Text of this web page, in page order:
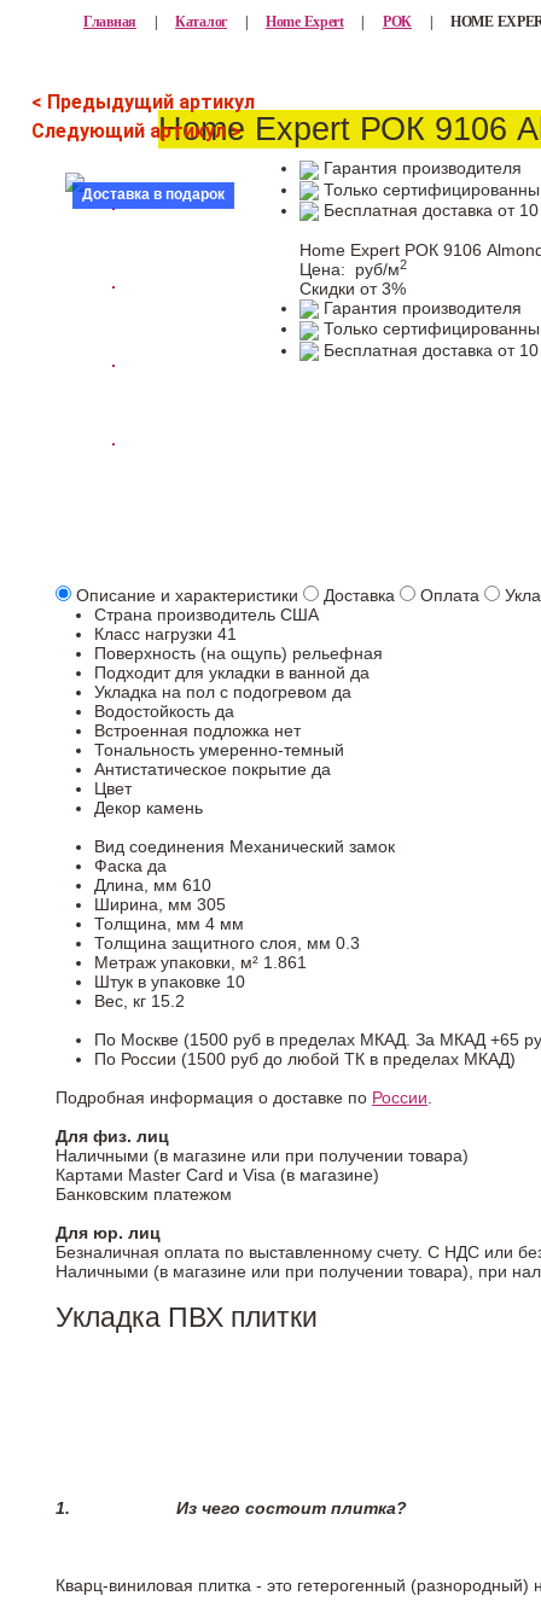
Главная Каталог Home Expert РОК HOME
< Предыдущий артикул
Следующий артикул >Home Expert РОК 9106
Доставка в подарок
Гарантия производителя
Только
Бесплатная доставка от
Home Expert РОК 9106
Цена:
руб/м2
Скидки от 3%
Гарантия производителя
Только
Бесплатная доставка от
Описание и характеристики Доставка Оплата
Страна производитель США
Класс нагрузки 41
Поверхность (на ощупь) рельефная
Подходит для укладки в ванной да
Укладка на пол c подогревом да
Водостойкость да
Встроенная подложка нет
Тональность умеренно-темный
Антистатическое покрытие да
Цвет
Декор камень
Вид соединения Механический замок
Фаска да
Длина, мм 610
Ширина, мм 305
Толщина, мм 4 мм
Толщина защитного слоя, мм 0.3
Метраж упаковки, м² 1.861
Штук в упаковке 10
Вес, кг 15.2
По Москве (1500 руб в пределах МКАД. За МКАД +65
По России (1500 руб до любой ТК в пределах МКАД)
Подробная информация о доставке по России.
Для физ. лиц
Наличными (в магазине или при получении товара)
Картами Master Card и Visa (в магазине)
Банковским платежом
Для юр. лиц
Безналичная оплата по выставленному счету. С НДС или
Наличными (в магазине или при получении товара), при
Укладка ПВХ плитки
1. Из чего состоит плитка?
Кварц-виниловая плитка - это гетерогенный